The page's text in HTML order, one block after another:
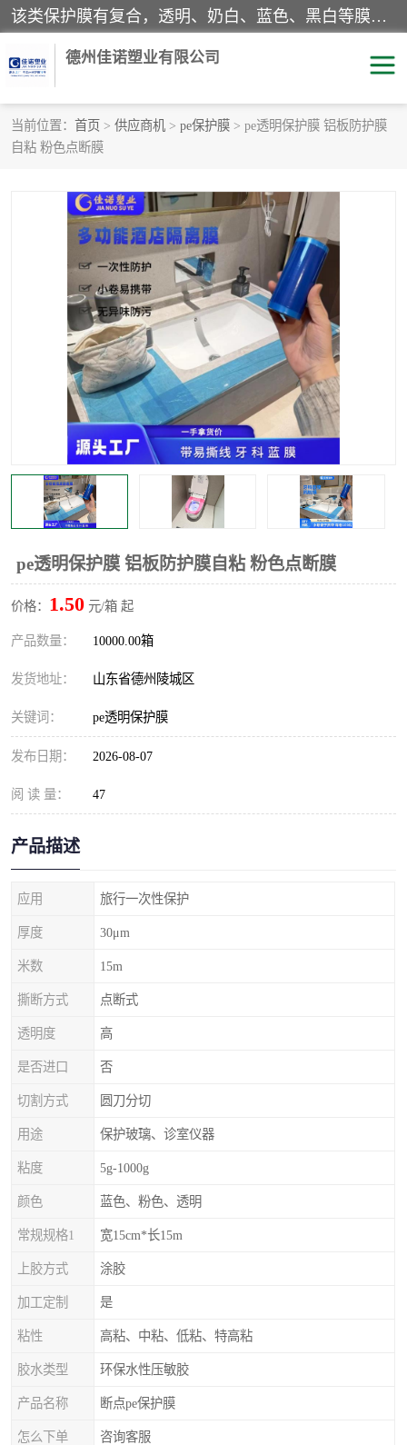
该类保护膜有复合，透明、奶白、蓝色、黑白等膜型。特高粘，高粘，中高粘，中粘，中低粘，低粘等。对于不同的粘力要求有相应的产品相适配。无胶渍残留污染。在较宽的收卷幅度下平整无皱纹，收卷长度大，利于机械化及自动化施工粘贴。为您的产品提供的表面保护解决方案。 产品广泛适用于：铝材、不锈钢、金属、塑料、电子、家电、家具、玻璃、化工材料、装饰材料等。
德州佳诺塑业有限公司
当前位置： 首页 > 供应商机 > pe保护膜 > pe透明保护膜 铝板防护膜
自粘 粉色点断膜
pe透明保护膜 铝板防护膜自粘 粉色点断膜
价格： 1.50 元/箱 起
产品数量： 10000.00箱
发货地址： 山东省德州陵城区
关键词： pe透明保护膜
发布日期： 2026-08-07
阅 读 量： 47
产品描述
应用 旅行一次性保护
厚度 30μm
米数 15m
撕断方式 点断式
透明度 高
是否进口 否
切割方式 圆刀分切
用途 保护玻璃、诊室仪器
粘度 5g-1000g
颜色 蓝色、粉色、透明
常规规格1 宽15cm*长15m
上胶方式 涂胶
加工定制 是
粘性 高粘、中粘、低粘、特高粘
胶水类型 环保水性压敏胶
产品名称 断点pe保护膜
怎么下单 咨询客服
pe保护膜
地毯保护膜 家具保护膜
拉伸缠绕膜 透明保护膜
黑白保护膜 乳白保护膜
明蓝保护膜 纯黑保护膜
印字保护膜 彩钢板保护膜
不绣钢板保护膜 两边上胶保护膜
窗缝阻风胶带 铝板保护膜
不锈钢板保护膜 一次性隔离膜